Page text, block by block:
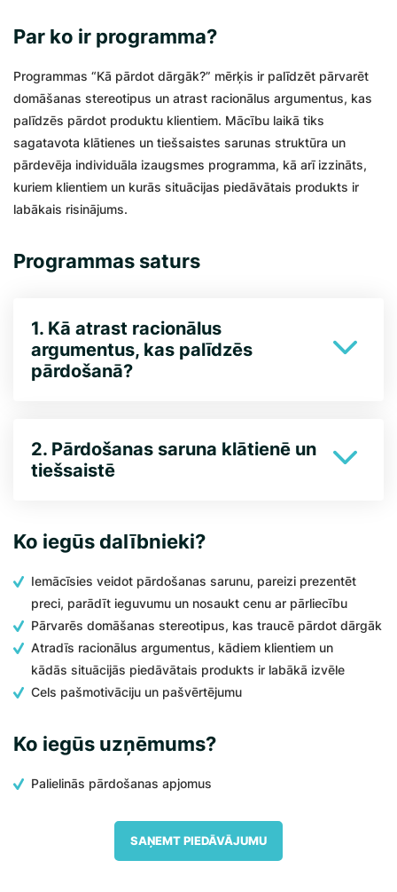
Par ko ir programma?
Programmas “Kā pārdot dārgāk?” mērķis ir palīdzēt pārvarēt
domāšanas stereotipus un atrast racionālus argumentus, kas
palīdzēs pārdot produktu klientiem. Mācību laikā tiks
sagatavota klātienes un tiešsaistes sarunas struktūra un
pārdevēja individuāla izaugsmes programma, kā arī izzināts,
kuriem klientiem un kurās situācijas piedāvātais produkts ir
labākais risinājums.
Programmas saturs
1. Kā atrast racionālus
argumentus, kas palīdzēs
pārdošanā?
2. Pārdošanas saruna klātienē un
tiešsaistē
Ko iegūs dalībnieki?
Iemācīsies veidot pārdošanas sarunu, pareizi prezentēt
preci, parādīt ieguvumu un nosaukt cenu ar pārliecību​
Pārvarēs domāšanas stereotipus, kas traucē pārdot dārgāk​
Atradīs racionālus argumentus, kādiem klientiem un
kādās situācijās piedāvātais produkts ir labākā izvēle
Cels pašmotivāciju un pašvērtējumu​
Ko iegūs uzņēmums?
Palielinās pārdošanas apjomu​s
SAŅEMT PIEDĀVĀJUMU